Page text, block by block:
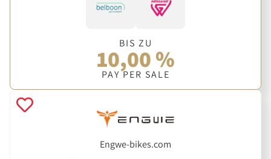
BIS ZU
10,00 %
PAY PER SALE
Engwe-bikes.com